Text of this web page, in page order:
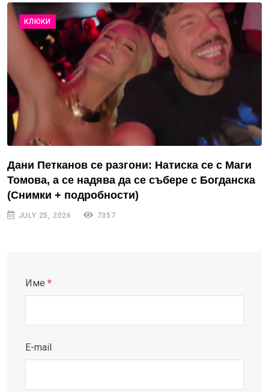
КЛЮКИ
Дани Петканов се разгони: Натиска се с Маги
Томова, а се надява да се събере с Богданска
(Снимки + подробности)
JULY 25, 2026 7357
Име *
E-mail